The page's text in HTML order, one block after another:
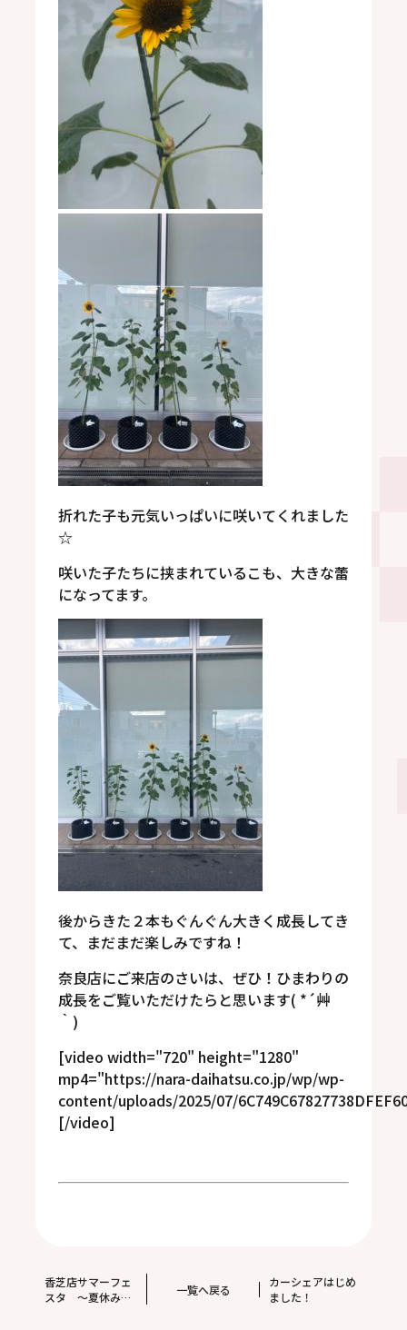
折れた子も元気いっぱいに咲いてくれました
☆
咲いた子たちに挟まれているこも、大きな蕾
になってます。
後からきた２本もぐんぐん大きく成長してき
て、まだまだ楽しみですね！
奈良店にご来店のさいは、ぜひ！ひまわりの
成長をご覧いただけたらと思います( *´艸
｀)
[video width="720" height="1280"
mp4="https://nara-daihatsu.co.jp/wp/wp-
content/uploads/2025/07/
[/video]
香芝店サマーフェ
スタ ～夏休みに
一覧へ戻る
カーシェアはじめ
ました！